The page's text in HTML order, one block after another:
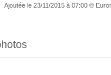
Ajoutée le 23/11/2015 à 07:00 ©